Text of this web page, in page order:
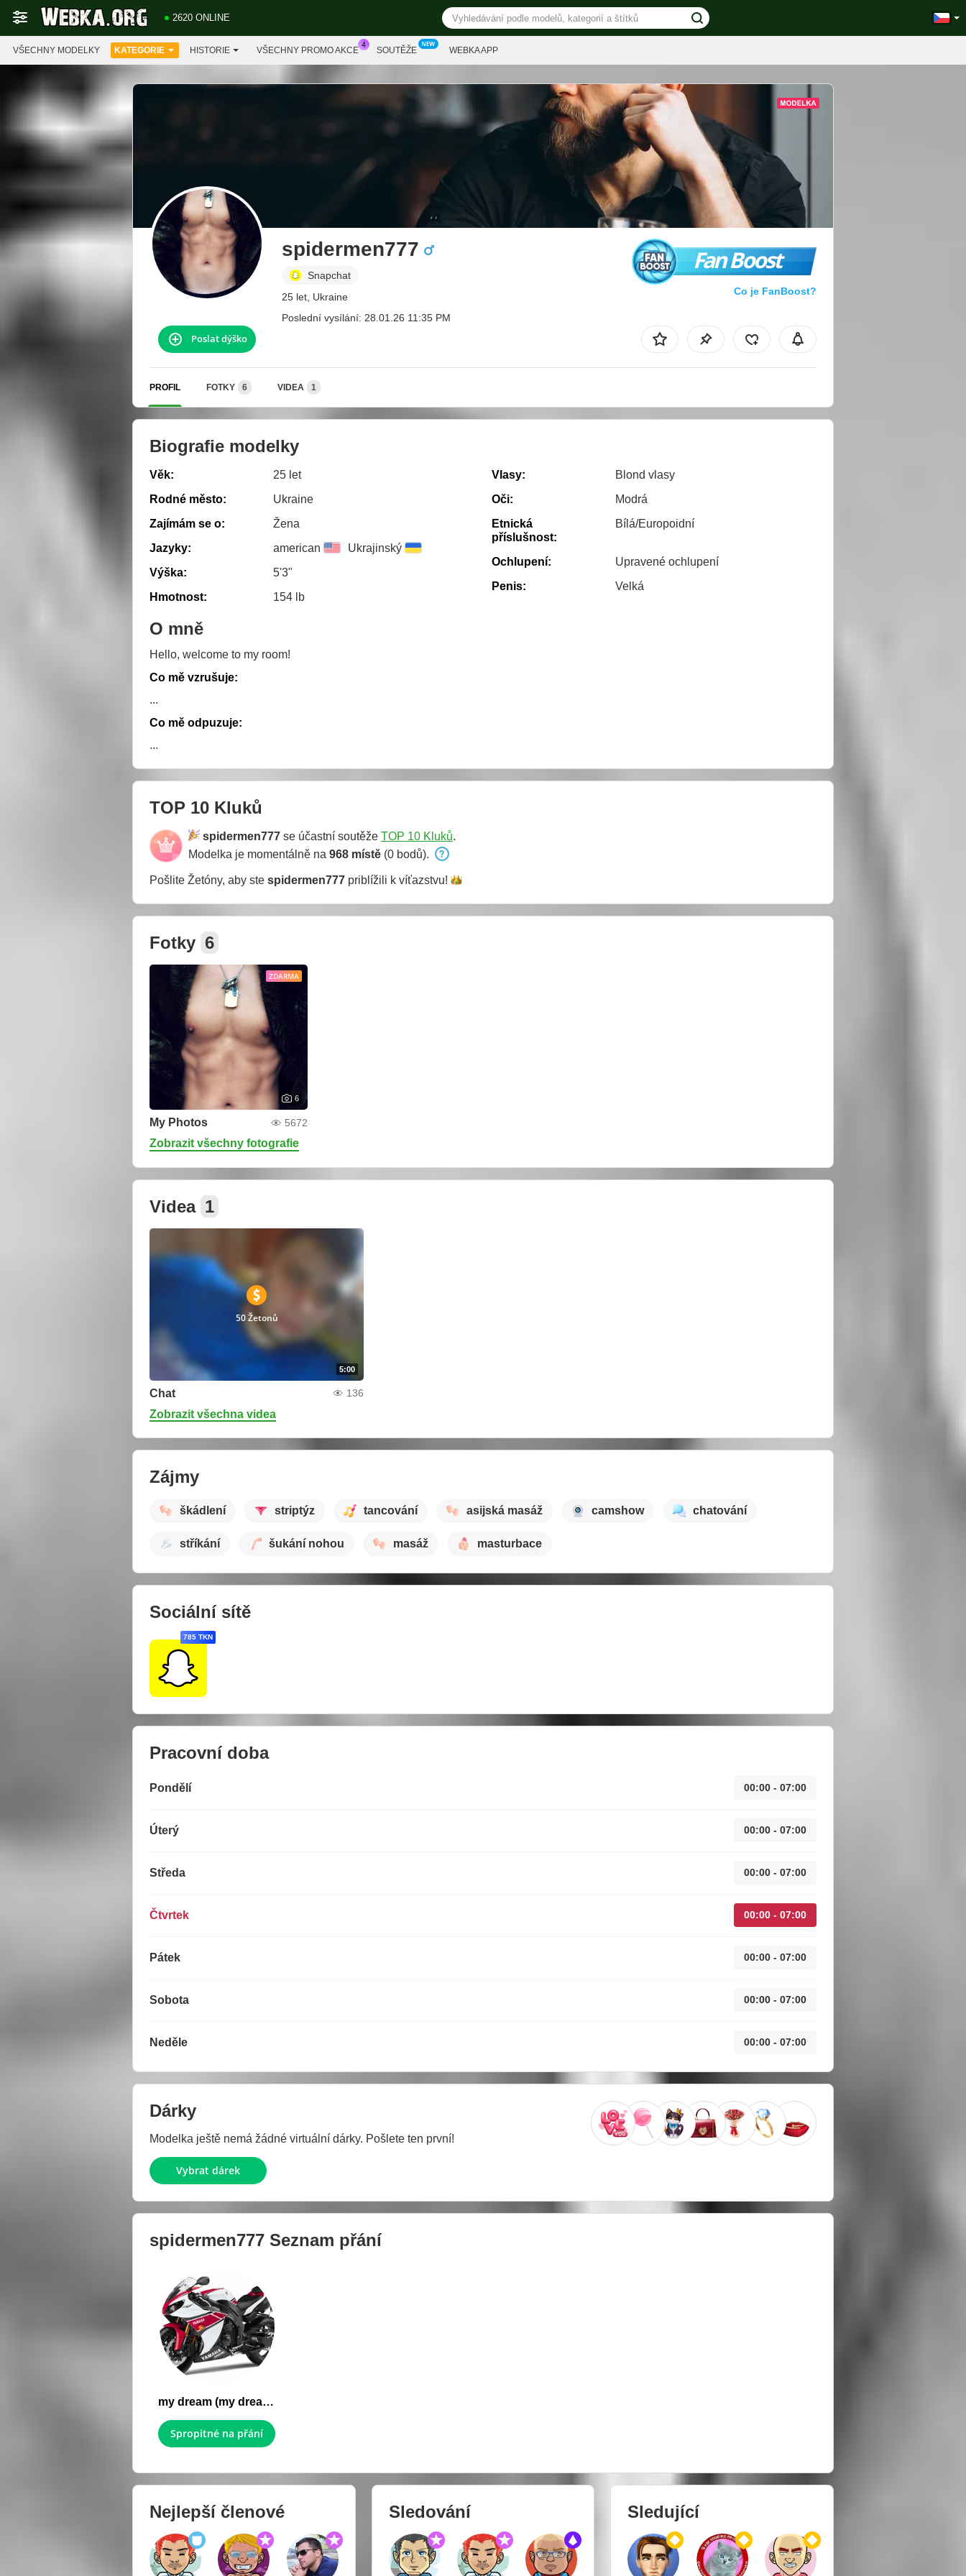
2620 ONLINE
VŠECHNY MODELKY KATEGORIE HISTORIE VŠECHNY PROMO AKCE SOUTĚŽE WEBKA APP
spidermen777
Snapchat
25 let, Ukraine
Poslední vysílání: 28.01.26 11:35 PM
Fan Boost
Co je FanBoost?
Poslat dýško
PROFIL FOTKY 6 VIDEA 1
Biografie modelky
Věk:
25 let
Rodné město:
Ukraine
Zajímám se o:
Žena
Jazyky:
american Ukrajinský
Výška:
5'3"
Hmotnost:
154 lb
Vlasy:
Blond vlasy
Oči:
Modrá
Etnická
příslušnost:
Bílá/Europoidní
Ochlupení:
Upravené ochlupení
Penis:
Velká
O mně
Hello, welcome to my room!
Co mě vzrušuje:
...
Co mě odpuzuje:
...
TOP 10 Kluků
spidermen777 se účastní soutěže TOP 10 Kluků.
Modelka je momentálně na 968 místě (0 bodů).
Pošlite Žetóny, aby ste spidermen777 priblížili k víťazstvu!
Fotky 6
ZDARMA
6
My Photos 5672
Zobrazit všechny fotografie
Videa 1
5:00
50 Žetonů
Chat 136
Zobrazit všechna videa
Zájmy
škádlení striptýz tancování asijská masáž camshow chatování
stříkání šukání nohou masáž masturbace
Sociální sítě
785 TKN
Pracovní doba
Pondělí 00:00 - 07:00
Úterý 00:00 - 07:00
Středa 00:00 - 07:00
Čtvrtek 00:00 - 07:00
Pátek 00:00 - 07:00
Sobota 00:00 - 07:00
Neděle 00:00 - 07:00
Dárky
Modelka ještě nemá žádné virtuální dárky. Pošlete ten první!
Vybrat dárek
spidermen777 Seznam přání
my dream (my dream) yamaha r1
Spropitné na přání
Nejlepší členové Sledování Sledující